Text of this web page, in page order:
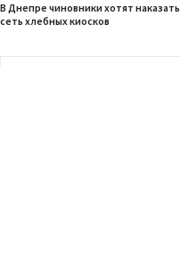
В Днепре чиновники хотят наказать
сеть хлебных киосков